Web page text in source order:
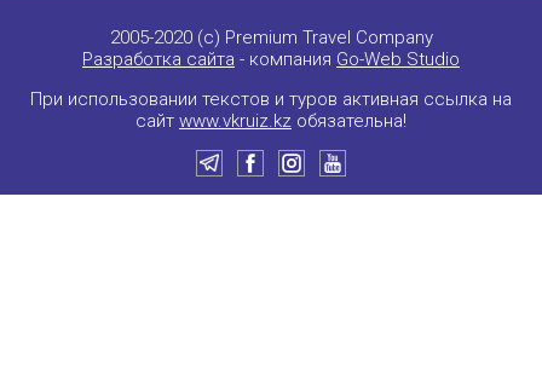
2005-2020 (c) Premium Travel Company
Разработка сайта - компания Go-Web Studio
При использовании текстов и туров активная ссылка на
сайт www.vkruiz.kz обязательна!